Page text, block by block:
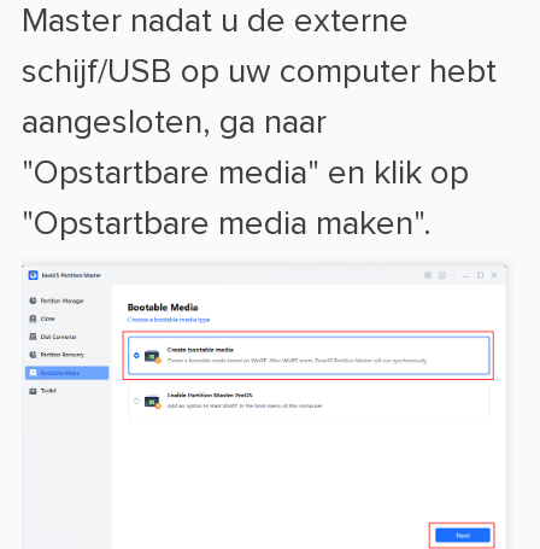
Master nadat u de externe
schijf/USB op uw computer hebt
aangesloten, ga naar
"Opstartbare media" en klik op
"Opstartbare media maken".